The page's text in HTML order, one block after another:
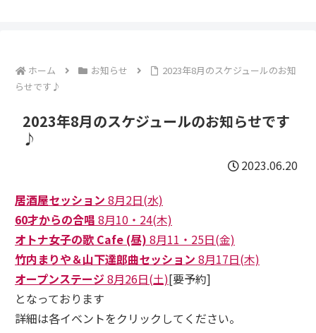
ホーム お知らせ
2023年8月のスケジュールのお知
らせです♪
2023年8月のスケジュールのお知らせです
♪
2023.06.20
居酒屋セッション 8月2日(水)
60才からの合唱 8月10・24(木)
オトナ女子の歌 Cafe (昼) 8月11・25日(金)
竹内まりや＆山下達郎曲セッション 8月17日(木)
オープンステージ8月26日(土)[要予約]
となっております
詳細は各イベントをクリックしてください。